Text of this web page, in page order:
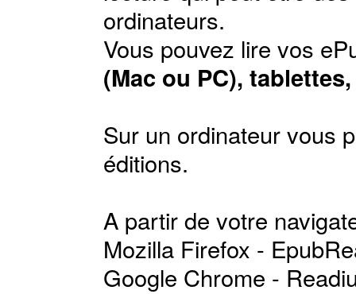
ordinateurs.
Vous pouvez lire vos
(Mac ou PC),
Sur un ordinateur vous
éditions.
A partir de votre
Mozilla Firefox -
Google Chrome -